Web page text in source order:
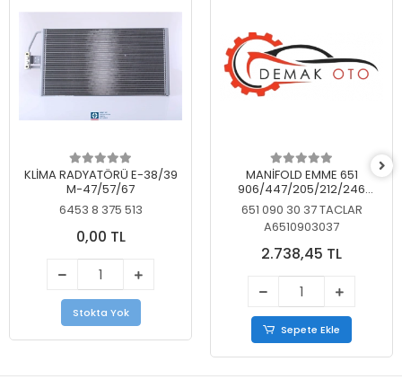
KLİMA RADYATÖRÜ E-38/39
M-47/57/67
6453 8 375 513
0,00 TL
Stokta Yok
MANİFOLD EMME 651
906/447/205/212/246
KELEBEKSİZ
651 090 30 37 TACLAR
A6510903037
2.738,45 TL
Sepete Ekle